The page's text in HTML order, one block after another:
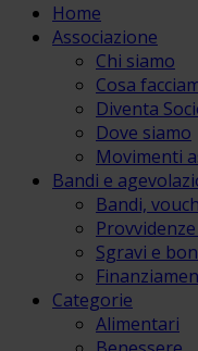
Home
Associazione
Chi siamo
Cosa
Diventa
Dove siamo
Movimenti
Bandi e
Bandi,
Sgravi e
Categorie
Alimentari